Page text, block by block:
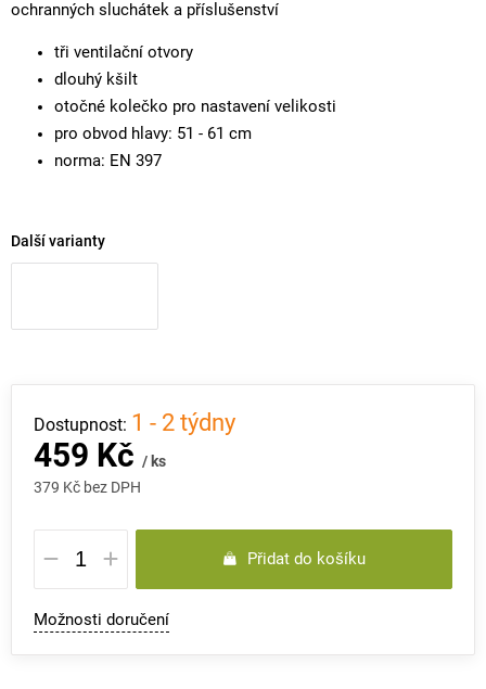
ochranných sluchátek a příslušenství
tři ventilační otvory
dlouhý kšilt
otočné kolečko pro nastavení velikosti
pro obvod hlavy: 51 - 61 cm
norma: EN 397
Další varianty
459 Kč / ks
379 Kč bez DPH
Měrná
cena:
1 - 2 týdny
Přidat do košíku
Možnosti doručení